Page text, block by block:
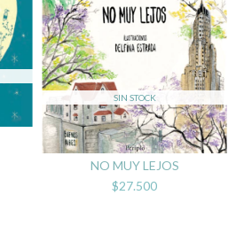
SIN STOCK
NO MUY LEJOS
$27.500